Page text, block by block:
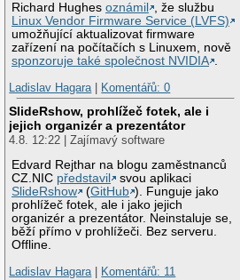
Richard Hughesoznámil
, že službu
Linux Vendor Firmware Service (LVFS)
umožňující aktualizovat firmware
zařízení na počítačích s Linuxem, nově
sponzoruje také společnost NVIDIA .
Ladislav Hagara| Komentářů: 0
SlideRshow, prohlížeč fotek, ale i
jejich organizér a prezentátor
4.8. 12:22 | Zajímavý software
Edvard Rejthar na blogu zaměstnanců
CZ.NIC představil
svou aplikaci
SlideRshow
(GitHub ). Funguje jako
prohlížeč fotek, ale i jako jejich
organizér a prezentátor. Neinstaluje se,
běží přímo v prohlížeči. Bez serveru.
Offline.
Ladislav Hagara| Komentářů: 11